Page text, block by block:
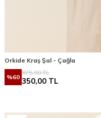
Orkide Kraş Şal - Çağla
%60
875,00TL
350,00 TL